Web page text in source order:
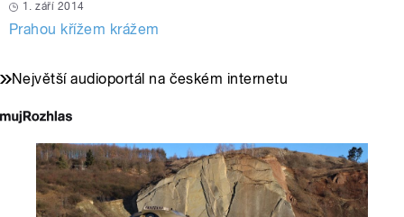
1. září 2014
Prahou křížem krážem
Největší audioportál na českém internetu